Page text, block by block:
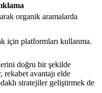
organik aramalarda
için platformları kullanma.
doğru bir şekilde
rekabet avantajı elde
stratejiler geliştirmek de